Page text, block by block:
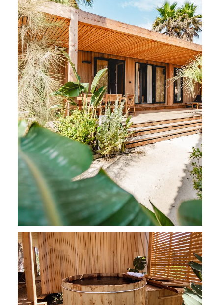
Un paradis sauvage aux deux ambiances